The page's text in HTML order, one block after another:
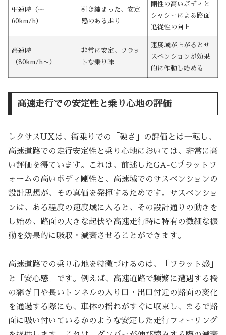
中速時（〜
60km/h）
引き締まった、安定
感のある走り
剛性の高いボディと
シャシーによる路面
追従性の向上
高速時
（80km/h〜）
非常に安定、フラッ
トな乗り味
速度域が上がるとサ
スペンションが効果
的に作動し始める
高速走行での安定性と乗り心地の評価
レクサスUXは、街乗りでの「硬さ」の評価とは一転し、
高速道路での走行安定性と乗り心地においては、非常に高
い評価を得ています。これは、前述したGA-Cプラットフ
ォームの高いボディ剛性と、高速域でのサスペンションの
設計思想が、その真価を発揮するためです。サスペンショ
ンは、ある程度の速度域に入ると、その設計通りの動きを
し始め、路面の大きな起伏や高速走行時に特有の微細な振
動を効果的に吸収・減衰させることができます。
高速道路での乗り心地を特徴づけるのは、「フラット感」
と「安心感」です。例えば、高速道路で頻繁に遭遇する橋
の継ぎ目や長いトンネルの入り口・出口付近の路面の変化
を通過する際にも、車体の揺れがすぐに収束し、まるで路
面に吸い付いているかのような安定した走行フィーリング